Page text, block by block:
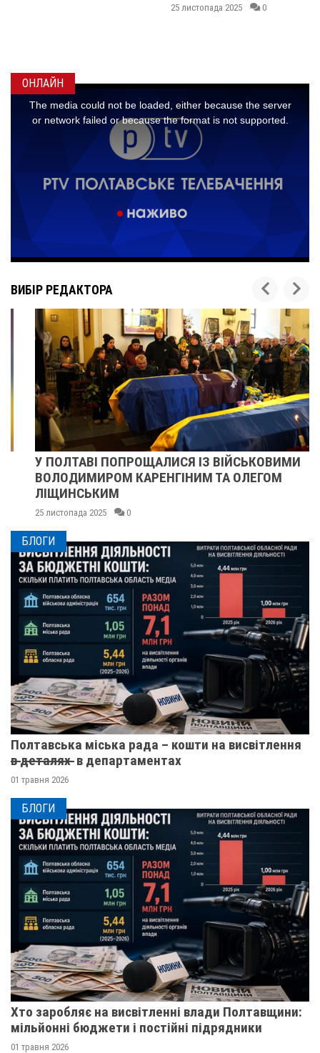
0
ОНЛАЙН
ВИБІР РЕДАКТОРА
У ПОЛТАВІ ПОПРОЩАЛИСЯ ІЗ ВІЙСЬКОВИМИ
ВОЛОДИМИРОМ КАРЕНГІНИМ ТА ОЛЕГОМ
ЛІЩИНСЬКИМ
25 листопада 2025 0
БЛОГИ
Полтавська міська рада – кошти на висвітлення
в̶ ̶д̶е̶т̶а̶л̶я̶х̶ ̶ в департаментах
01 травня 2026
БЛОГИ
Хто заробляє на висвітленні влади Полтавщини:
мільйонні бюджети і постійні підрядники
01 травня 2026